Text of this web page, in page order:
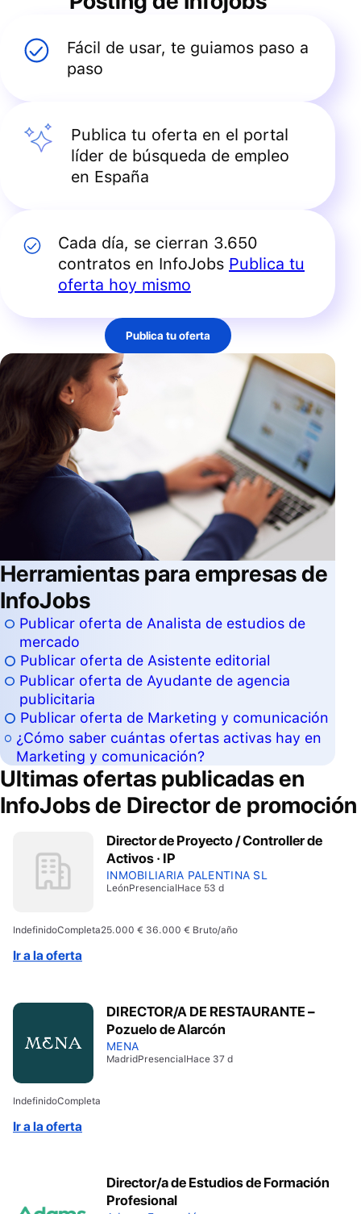
Fácil de usar, te guiamos paso a
paso
Publica tu oferta en el portal
líder de búsqueda de empleo
en España
Cada día, se cierran 3.650
contratos en InfoJobs Publica tu
oferta hoy mismo
Publica tu oferta
Herramientas para empresas de
InfoJobs
Publicar oferta de Analista de estudios de
mercado
Publicar oferta de Asistente editorial
Publicar oferta de Ayudante de agencia
publicitaria
Publicar oferta de Marketing y comunicación
¿Cómo saber cuántas ofertas activas hay en
Marketing y comunicación?
Ultimas ofertas publicadas en
InfoJobs de Director de promoción
Director de Proyecto / Controller de
Activos · IP
INMOBILIARIA PALENTINA SL
LeónPresencialHace 53 d
IndefinidoCompleta25.000 € 36.000 € Bruto/año
Ir a la oferta
DIRECTOR/A DE RESTAURANTE –
Pozuelo de Alarcón
MENA
MadridPresencialHace 37 d
IndefinidoCompleta
Ir a la oferta
Director/a de Estudios de Formación
Profesional